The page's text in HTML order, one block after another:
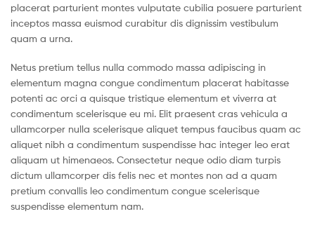
placerat parturient montes vulputate cubilia posuere parturient
inceptos massa euismod curabitur dis dignissim vestibulum
quam a urna.
Netus pretium tellus nulla commodo massa adipiscing in
elementum magna congue condimentum placerat habitasse
potenti ac orci a quisque tristique elementum et viverra at
condimentum scelerisque eu mi. Elit praesent cras vehicula a
ullamcorper nulla scelerisque aliquet tempus faucibus quam ac
aliquet nibh a condimentum suspendisse hac integer leo erat
aliquam ut himenaeos. Consectetur neque odio diam turpis
dictum ullamcorper dis felis nec et montes non ad a quam
pretium convallis leo condimentum congue scelerisque
suspendisse elementum nam.